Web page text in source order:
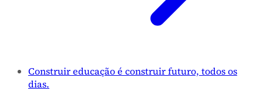
Construir educação é construir futuro, todos os
dias.